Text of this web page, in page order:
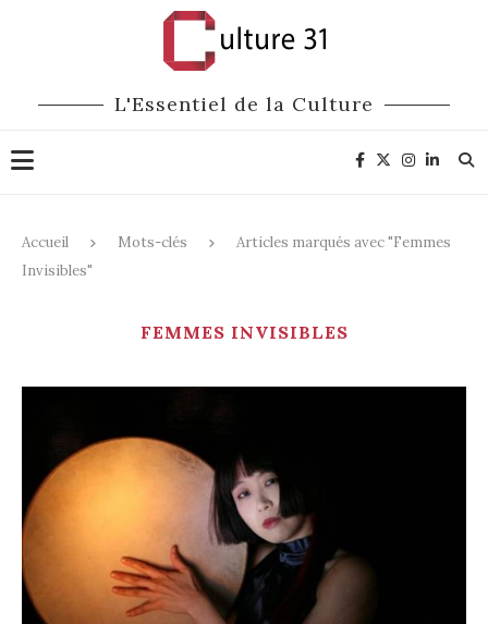
L'Essentiel de la Culture
Accueil Mots-clés
Articles marqués avec "Femmes
Invisibles"
FEMMES INVISIBLES